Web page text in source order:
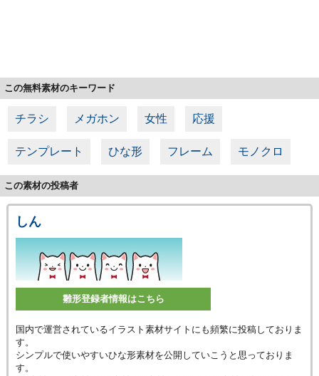
この無料素材のキーワード
チラシ メガホン 女性 応援
テンプレート ひな形 フレーム モノクロ
この素材の投稿者
しん
雛形登録者情報はこちら
国内で運営されているイラスト素材サイトにも頻繁に投稿しておりま
す。
シンプルで使いやすいひな形素材を公開していこうと思っておりま
す。